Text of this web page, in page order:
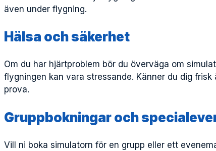
även under flygning.
Hälsa och säkerhet
Om du har hjärtproblem bör du överväga om
flygningen kan vara stressande. Känner du dig frisk
prova.
Gruppbokningar och
Vill ni boka simulatorn för en grupp eller ett